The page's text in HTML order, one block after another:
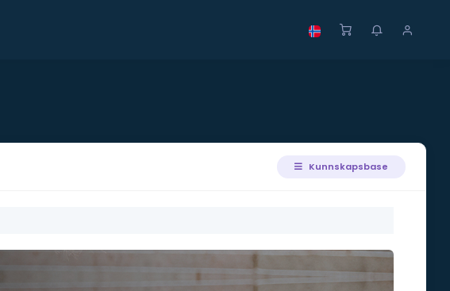
Kunnskapsbase